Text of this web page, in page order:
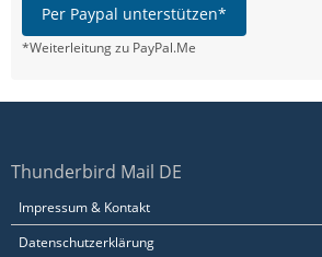
Per Paypal unterstützen*
*Weiterleitung zu PayPal.Me
Thunderbird Mail DE
Impressum & Kontakt
Datenschutzerklärung